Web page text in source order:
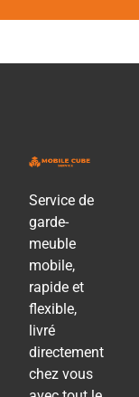
Service de
garde-
meuble
mobile,
rapide et
flexible,
livré
directement
chez vous